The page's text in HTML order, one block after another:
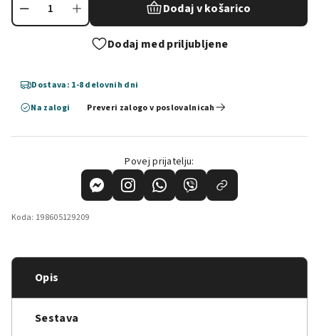
Dodaj v košarico
Dodaj med priljubljene
Dostava: 1-8 delovnih dni
Na zalogi
Preveri zalogo v poslovalnicah
Povej prijatelju:
Koda: 198605129209
Opis
Sestava